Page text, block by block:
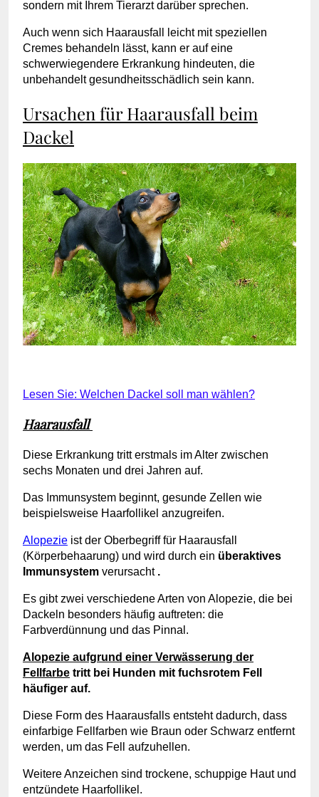
sondern mit Ihrem Tierarzt darüber sprechen.
Auch wenn sich Haarausfall leicht mit speziellen
Cremes behandeln lässt, kann er auf eine
schwerwiegendere Erkrankung hindeuten, die
unbehandelt gesundheitsschädlich sein kann.
Ursachen für Haarausfall beim
Dackel
Lesen Sie: Welchen Dackel soll man wählen?
Haarausfall
Diese Erkrankung tritt erstmals im Alter zwischen
sechs Monaten und drei Jahren auf.
Das Immunsystem beginnt, gesunde Zellen wie
beispielsweise Haarfollikel anzugreifen.
Alopezie ist der Oberbegriff für Haarausfall
(Körperbehaarung) und wird durch ein überaktives
Immunsystem verursacht .
Es gibt zwei verschiedene Arten von Alopezie, die bei
Dackeln besonders häufig auftreten: die
Farbverdünnung und das Pinnal.
Alopezie aufgrund einer Verwässerung der
Fellfarbe tritt bei Hunden mit fuchsrotem Fell
häufiger auf.
Diese Form des Haarausfalls entsteht dadurch, dass
einfarbige Fellfarben wie Braun oder Schwarz entfernt
werden, um das Fell aufzuhellen.
Weitere Anzeichen sind trockene, schuppige Haut und
entzündete Haarfollikel.